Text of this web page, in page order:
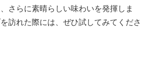
さらに素晴らしい味わいを発揮しま
訪れた際には、ぜひ試してみてくださ